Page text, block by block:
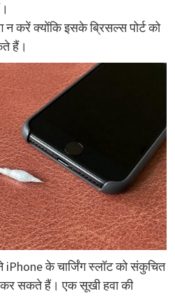
करें क्योंकि इसके ब्रिसल्स पोर्ट को
हैं।
के चार्जिंग स्लॉट को संकुचित
सकते हैं। एक सूखी हवा की